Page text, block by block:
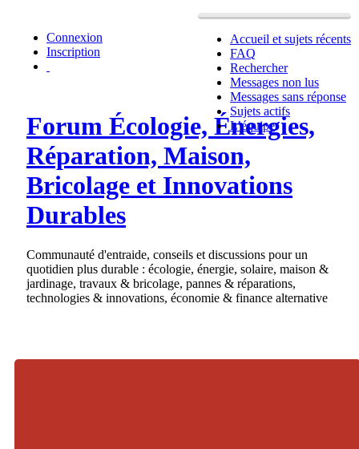
Accueil et sujets récents
FAQ
Rechercher
Messages non lus
Messages sans réponse
Sujets actifs
L’équipe
Connexion
Inscription
Forum Écologie, Énergies,
Réparation, Maison,
Bricolage et Innovations
Durables
Communauté d'entraide, conseils et discussions pour un
quotidien plus durable : écologie, énergie, solaire, maison &
jardinage, travaux & bricolage, pannes & réparations,
technologies & innovations, économie & finance alternative